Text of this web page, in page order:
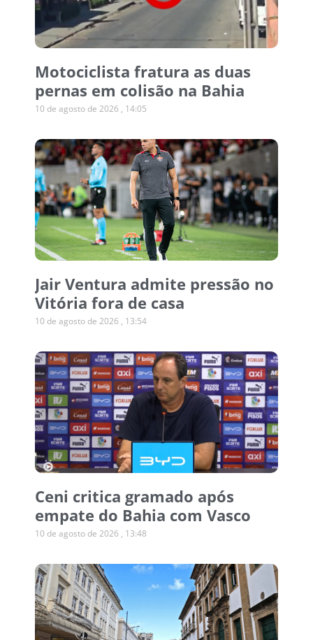
Motociclista fratura as duas
pernas em colisão na Bahia
10 de agosto de 2026 14:05
Jair Ventura admite pressão no
Vitória fora de casa
10 de agosto de 2026 13:54
Ceni critica gramado após
empate do Bahia com Vasco
10 de agosto de 2026 13:48